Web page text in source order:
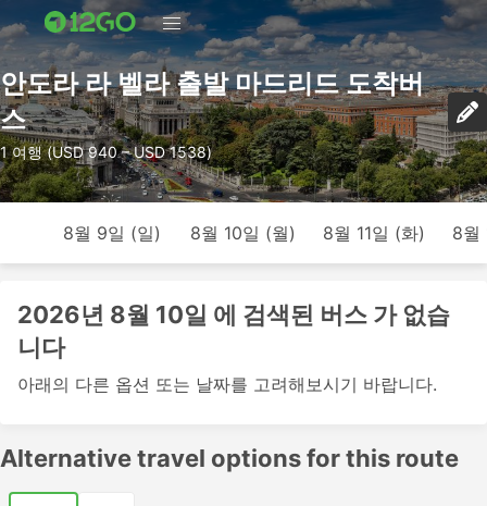
안도라 라 벨라 출발 마드리드 도착버
스
1 여행 (USD 940 – USD 1538)
8월 9일 (일) 8월 10일 (월) 8월 11일 (화) 8월
2026년 8월 10일 에 검색된 버스 가 없습
니다
아래의 다른 옵션 또는 날짜를 고려해보시기 바랍니다.
Alternative travel options for this route